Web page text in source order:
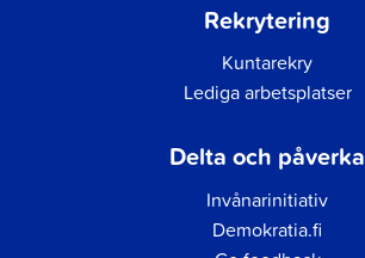
Rekrytering
Kuntarekry
Lediga arbetsplatser
Delta och påverka
Invånarinitiativ
Demokratia.fi